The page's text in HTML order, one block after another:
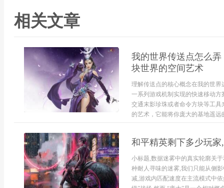
相关文章
我的世界传送点怎么
块世界的空间艺术
理解传送点的核心概念在我的世
一系列游戏机制实现的快速移动
交通末影珍珠或者命令方块等工
的艺术，它能将你庞大的基地遥
和平精英剩下多少玩
小标题,数据迷雾中的真实轮廓关
种耐人寻味的迷雾,我们只能从侧
减,游戏内匹配速度在主流模式中